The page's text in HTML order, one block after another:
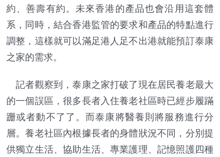
約、善壽有約。未來香港的產品也會沿用這套體
系，同時，結合香港監管的要求和產品的特點進行
調整，這樣就可以滿足港人足不出港就能預訂泰康
之家的需求。
記者觀察到，泰康之家打破了現在居民養老最大
的一個誤區，很多長者入住養老社區時已經步履蹣
跚或者動不了了。而泰康將醫養則將服務進行分
層。養老社區內根據長者的身體狀況不同，分別提
供獨立生活、協助生活、專業護理、記憶照護四種